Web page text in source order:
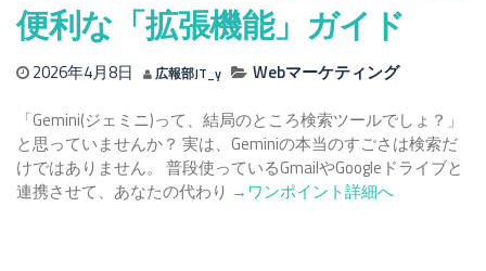
る
3
つ
便利な「拡張機能」ガイド
2026年4月8日 広報部JT_y
Webマーケティング
「Gemini(ジェミニ)って、結局のところ検索ツールでしょ？」
と思っていませんか？ 実は、Geminiの本当のすごさは検索だ
けではありません。 普段使っているGmailやGoogleドライブと
連携させて、あなたの代わり Read
→ワンポイント詳細へ